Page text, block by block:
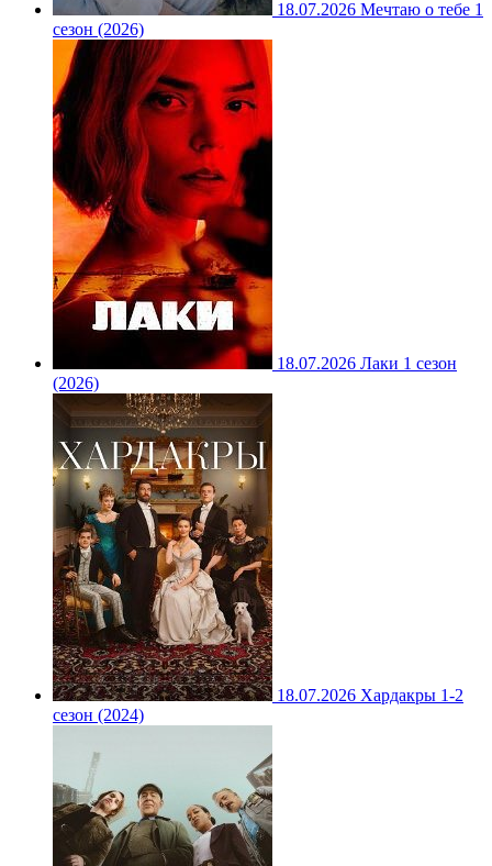
18.07.2026 Мечтаю о тебе 1
сезон (2026)
18.07.2026 Лаки 1 сезон
(2026)
18.07.2026 Хардакры 1-2
сезон (2024)